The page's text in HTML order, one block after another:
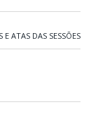
E ATAS DAS SESSÕES